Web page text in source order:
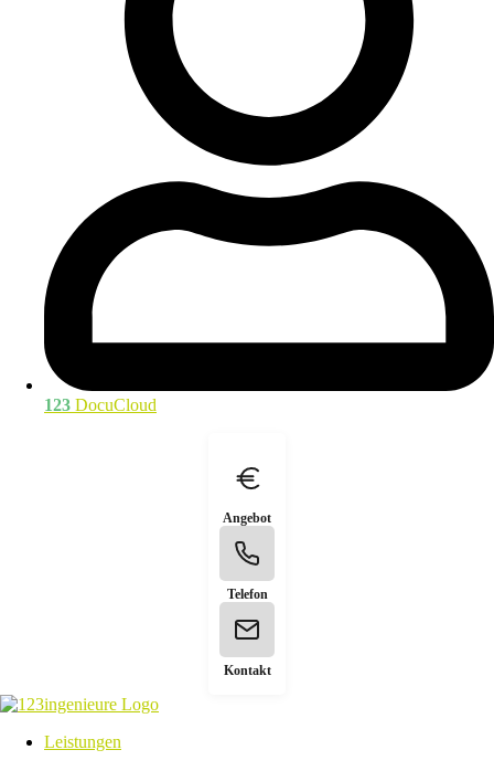
123 DocuCloud
Angebot
Telefon
Kontakt
Leistungen